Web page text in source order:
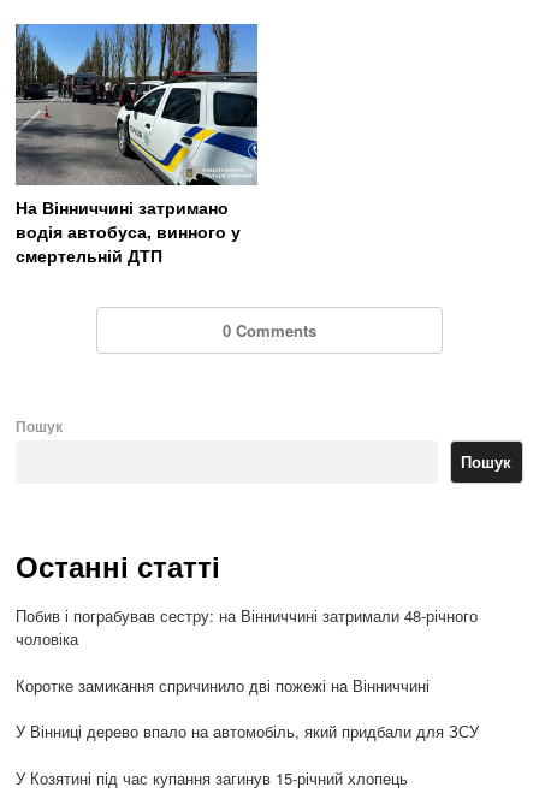
На Вінниччині затримано
водія автобуса, винного у
смертельній ДТП
0 Comments
Пошук
Пошук
Останні статті
Побив і пограбував сестру: на Вінниччині затримали 48-річного
чоловіка
Коротке замикання спричинило дві пожежі на Вінниччині
У Вінниці дерево впало на автомобіль, який придбали для ЗСУ
У Козятині під час купання загинув 15-річний хлопець